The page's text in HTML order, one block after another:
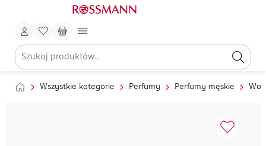
Wszystkie kategorie Perfumy Perfumy męskie